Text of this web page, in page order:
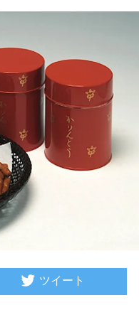
ツイート